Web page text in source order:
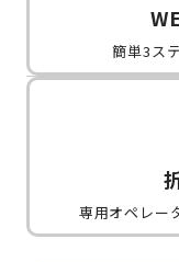
簡単3ス
専用オペレー